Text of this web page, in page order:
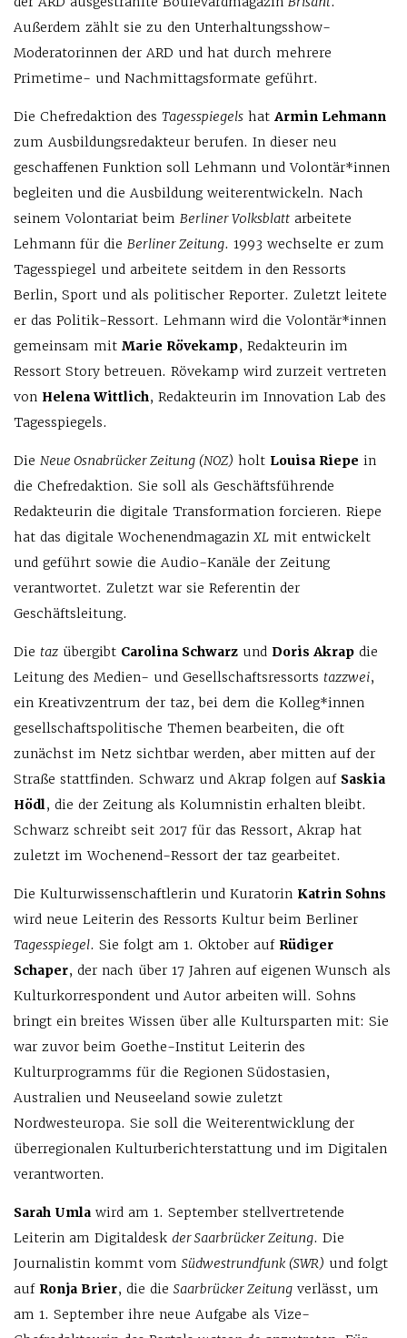
Außerdem zählt sie zu den Unterhaltungsshow-
Moderatorinnen der ARD und hat durch mehrere
Primetime- und Nachmittagsformate geführt.
Die Chefredaktion des Tagesspiegels hat Armin Lehmann
zum Ausbildungsredakteur berufen. In dieser neu
geschaffenen Funktion soll Lehmann und Volontär*innen
begleiten und die Ausbildung weiterentwickeln. Nach
seinem Volontariat beim Berliner Volksblatt arbeitete
Lehmann für die Berliner Zeitung. 1993 wechselte er zum
Tagesspiegel und arbeitete seitdem in den Ressorts
Berlin, Sport und als politischer Reporter. Zuletzt leitete
er das Politik-Ressort. Lehmann wird die Volontär*innen
gemeinsam mit Marie Rövekamp, Redakteurin im
Ressort Story betreuen. Rövekamp wird zurzeit vertreten
von Helena Wittlich, Redakteurin im Innovation Lab des
Tagesspiegels.
Die Neue Osnabrücker Zeitung (NOZ) holt Louisa Riepe in
die Chefredaktion. Sie soll als Geschäftsführende
Redakteurin die digitale Transformation forcieren. Riepe
hat das digitale WochenendmagazinXL mit entwickelt
und geführt sowie die Audio-Kanäle der Zeitung
verantwortet. Zuletzt war sie Referentin der
Geschäftsleitung.
Die taz übergibt Carolina Schwarz und Doris Akrap die
Leitung des Medien- und Gesellschaftsressorts tazzwei,
ein Kreativzentrum der taz, bei dem die Kolleg*innen
gesellschaftspolitische Themen bearbeiten, die oft
zunächst im Netz sichtbar werden, aber mitten auf der
Straße stattfinden. Schwarz und Akrap folgen auf Saskia
Hödl, die der Zeitung als Kolumnistin erhalten bleibt.
Schwarz schreibt seit 2017 für das Ressort, Akrap hat
zuletzt im Wochenend-Ressort der taz gearbeitet.
Die Kulturwissenschaftlerin und Kuratorin Katrin Sohns
wird neue Leiterin des Ressorts Kultur beim Berliner
Tagesspiegel. Sie folgt am 1. Oktober auf Rüdiger
Schaper, der nach über 17 Jahren auf eigenen Wunsch als
Kulturkorrespondent und Autor arbeiten will. Sohns
bringt ein breites Wissen über alle Kultursparten mit: Sie
war zuvor beim Goethe-Institut Leiterin des
Kulturprogramms für die Regionen Südostasien,
Australien und Neuseeland sowie zuletzt
Nordwesteuropa. Sie soll die Weiterentwicklung der
überregionalen Kulturberichterstattung und im Digitalen
verantworten.
Sarah Umla wird am 1. September stellvertretende
Leiterin am Digitaldesk der Saarbrücker Zeitung. Die
Journalistin kommt vom Südwestrundfunk (SWR) und folgt
auf Ronja Brier, die die Saarbrücker Zeitung verlässt, um
am 1. September ihre neue Aufgabe als Vize-